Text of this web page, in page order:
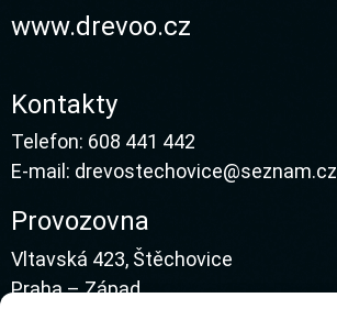
www.drevoo.cz
Kontakty
Telefon: 608 441 442
E-mail: drevostechovice@seznam.cz
Provozovna
Vltavská 423, Štěchovice
Praha – Západ